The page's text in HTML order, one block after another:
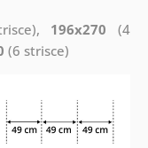
196x270 (4
(6 strisce)